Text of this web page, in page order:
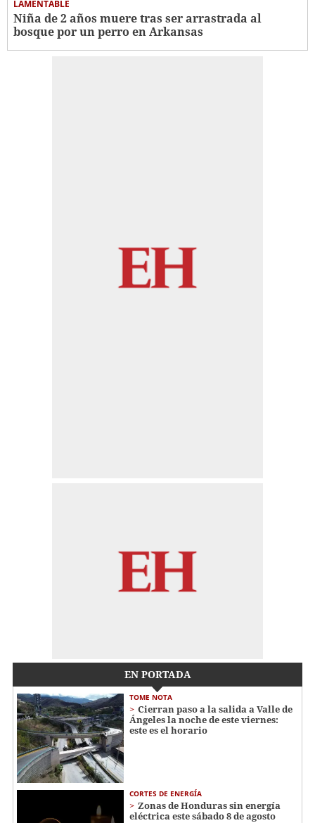
LAMENTABLE
Niña de 2 años muere tras ser arrastrada al
bosque por un perro en Arkansas
EN PORTADA
TOME NOTA
Cierran paso a la salida a Valle de
Ángeles la noche de este viernes:
este es el horario
CORTES DE ENERGÍA
Zonas de Honduras sin energía
eléctrica este sábado 8 de agosto